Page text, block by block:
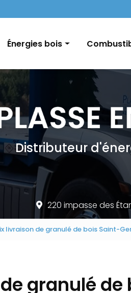
Énergies bois
Pellets / Granulés de bois
Granulés vrac / palette
Bûches
Conseils et informations
Fioul
Charbon
Distributeur
220 impasse des
livraison de granulé de bois Saint-
granulé